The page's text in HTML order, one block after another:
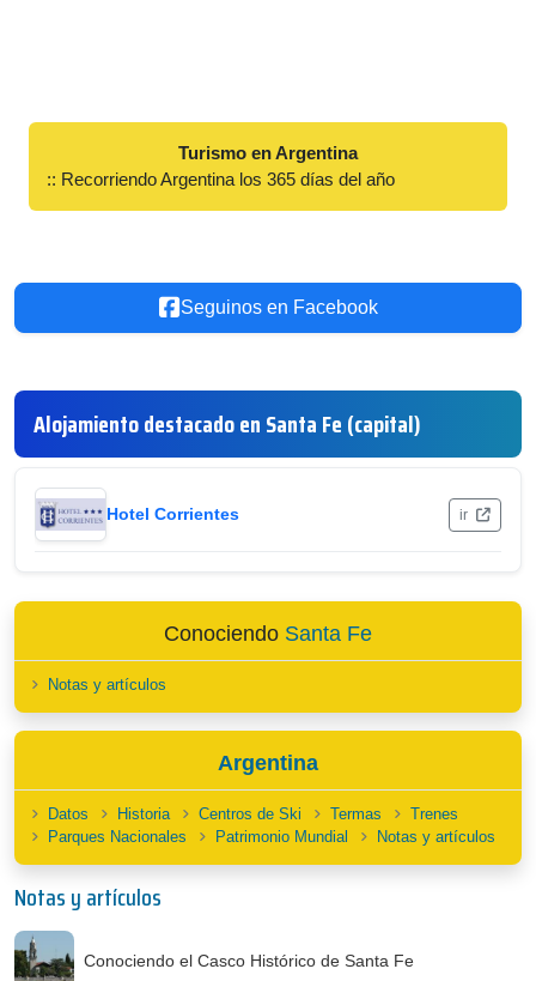
Turismo en Argentina
:: Recorriendo Argentina los 365 días del año
Seguinos en Facebook
Alojamiento destacado en Santa Fe (capital)
Hotel Corrientes ir
Conociendo Santa Fe
Notas y artículos
Argentina
Datos Historia Centros de Ski Termas
Trenes
Parques Nacionales
Patrimonio Mundial Notas y artículos
Notas y artículos
Conociendo el Casco Histórico de Santa Fe